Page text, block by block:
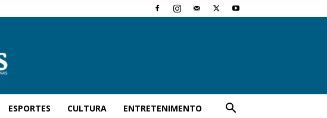
ESPORTES CULTURA ENTRETENIMENTO